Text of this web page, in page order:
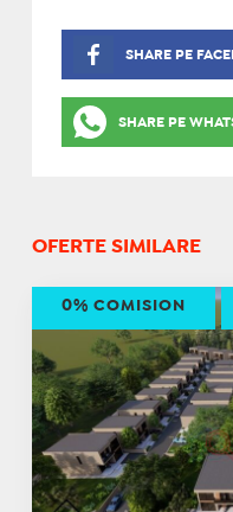
SHARE PE
SHARE PE
OFERTE SIMILARE
0% COMISION